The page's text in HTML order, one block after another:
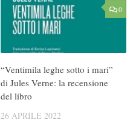
0
“Ventimila leghe sotto i mari”
di Jules Verne: la recensione
del libro
26 APRILE 2022